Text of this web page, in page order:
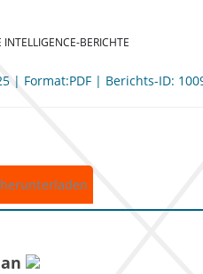
INTELLIGENCE-BERICHTE
| Format:PDF | Berichts-ID: